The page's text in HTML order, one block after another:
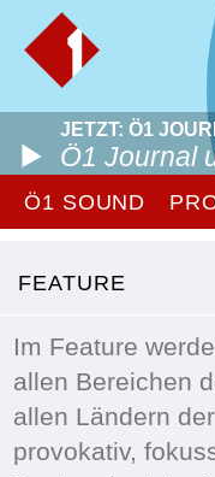
JETZT: Ö1
Ö1 Journal
Ö1 SOUND
FEATURE
Im Feature
allen Bereichen
allen Ländern
provokativ,